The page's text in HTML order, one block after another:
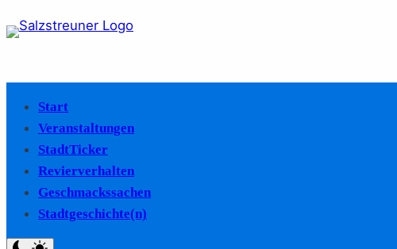
Start
Veranstaltungen
StadtTicker
Revierverhalten
Geschmackssachen
Stadtgeschichte(n)